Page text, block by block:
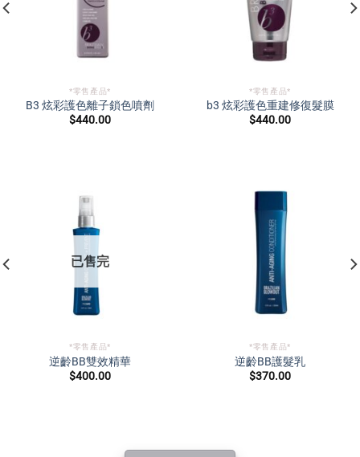
*零售產品*
B3 炫彩護色離子鎖色噴劑
$440.00
*零售產品*
b3 炫彩護色重建修復髮膜
$440.00
已售完
*零售產品*
逆齡BB雙效精華
$400.00
*零售產品*
逆齡BB護髮乳
$370.00